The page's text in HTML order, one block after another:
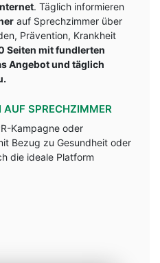
. Täglich informieren
auf Sprechzimmer über
Prävention, Krankheit
Seiten mit fundlerten
Angebot und täglich
AUF SPRECHZIMMER
Kampagne oder
Bezug zu Gesundheit oder
die ideale Platform